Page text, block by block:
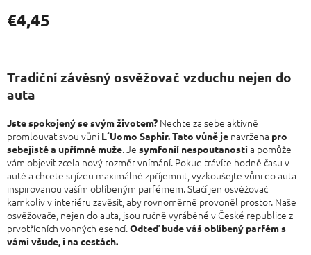
€4,45
Izmjeri
Tradiční závěsný osvěžovač vzduchu nejen do
auta
Jste spokojený se svým životem? Nechte za sebe aktivně
promlouvat svou vůni L´Uomo Saphir. Tato vůně je navržena pro
sebejisté a upřímné muže. Je symfonií nespoutanosti a pomůže
vám objevit zcela nový rozměr vnímání. Pokud trávíte hodně času v
autě a chcete si jízdu maximálně zpříjemnit, vyzkoušejte vůni do auta
inspirovanou vaším oblíbeným parfémem. Stačí jen osvěžovač
kamkoliv v interiéru zavěsit, aby rovnoměrně provoněl prostor. Naše
osvěžovače, nejen do auta, jsou ručně vyráběné v České republice z
prvotřídních vonných esencí.Odteď bude váš oblíbený parfém s
vámi všude, i na cestách.